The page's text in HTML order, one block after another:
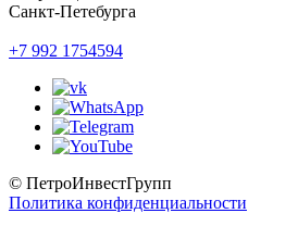
Санкт-Петебурга
+7 992 1754594
© ПетроИнвестГрупп
Политика конфиденциальности